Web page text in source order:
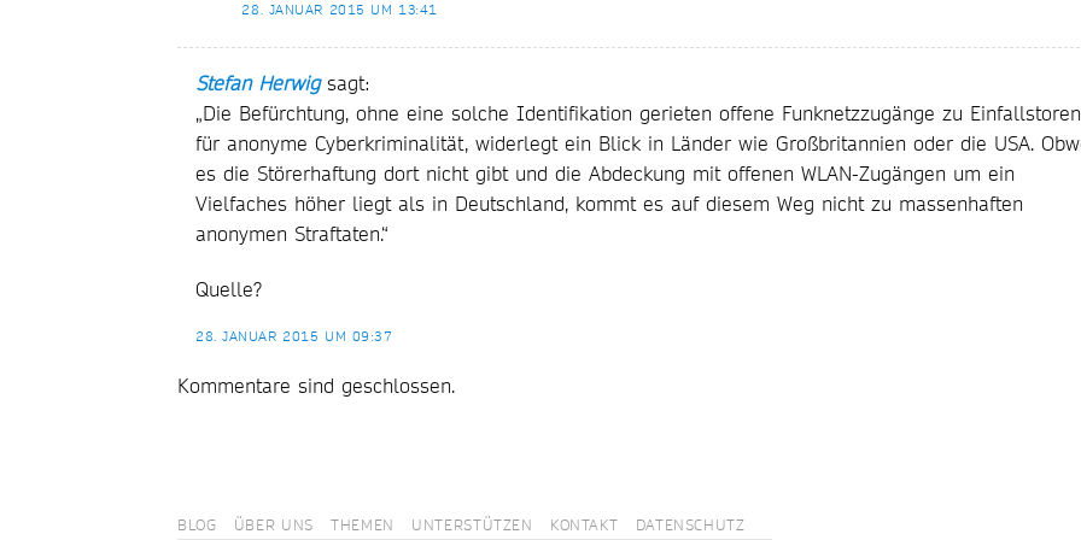
28. JANUAR 2015 UM 13:41
Stefan Herwig sagt:
„Die Befürchtung, ohne eine solche Identifikation gerieten offene Funknetzzugänge zu Einfallstoren
für anonyme Cyberkriminalität, widerlegt ein Blick in Länder wie Großbritannien oder die USA.
es die Störerhaftung dort nicht gibt und die Abdeckung mit offenen WLAN-Zugängen um ein
Vielfaches höher liegt als in Deutschland, kommt es auf diesem Weg nicht zu massenhaften
anonymen Straftaten.“
Quelle?
28. JANUAR 2015 UM 09:37
Kommentare sind geschlossen.
BLOG ÜBER UNS THEMEN UNTERSTÜTZEN KONTAKT DATENSCHUTZ